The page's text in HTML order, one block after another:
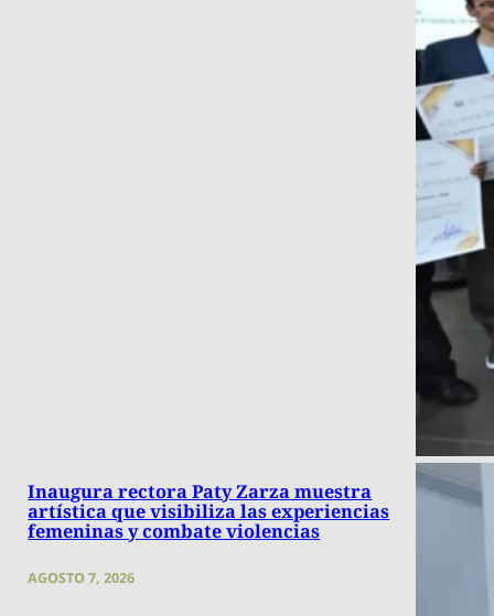
Inaugura rectora Paty Zarza muestra
artística que visibiliza las experiencias
femeninas y combate violencias
AGOSTO 7, 2026